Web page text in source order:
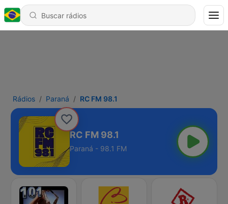
Rádios Paraná RC FM 98.1
RC FM 98.1
Paraná - 98.1 FM